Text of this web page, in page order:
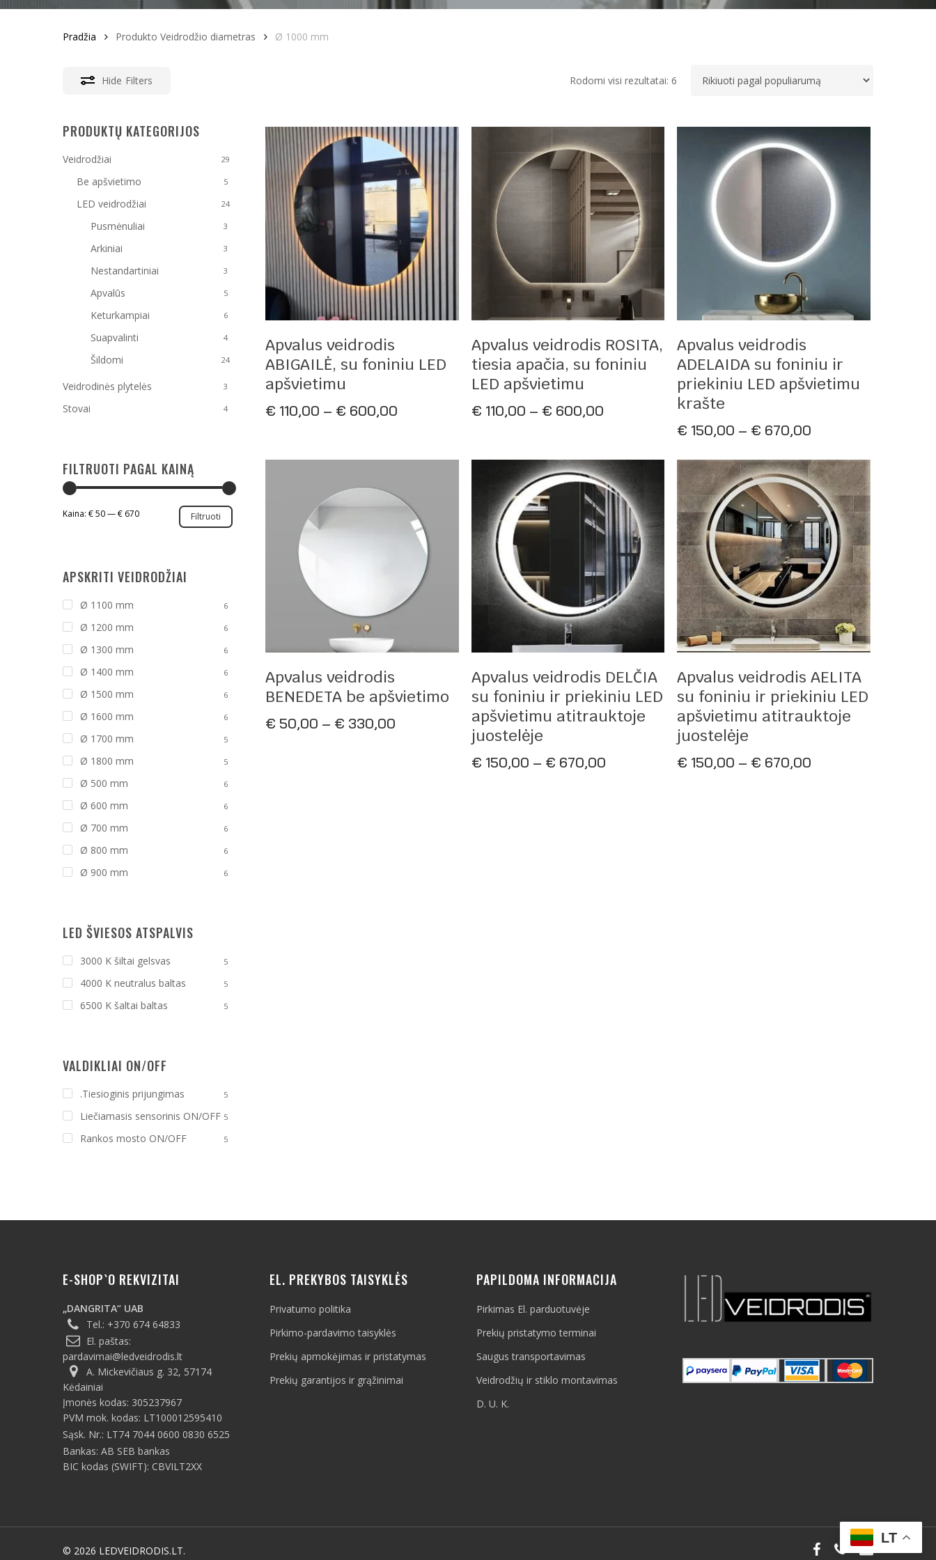
Pradžia Produkto Veidrodžio diametras Ø 1000 mm
Hide Filters Rodomi visi rezultatai: 6 Rūšiuojama
PRODUKTŲ KATEGORIJOS
Veidrodžiai 29
Be apšvietimo 5
LED veidrodžiai 24
Pusmėnuliai 3
Arkiniai 3
Nestandartiniai 3
Apvalūs 5
Keturkampiai 6
Suapvalinti 4
Šildomi 24
Veidrodinės plytelės 3
Stovai 4
FILTRUOTI PAGAL KAINĄ
Min
kaina
Maks
kaina
Filtruoti
Kaina: € 50—€ 670
APSKRITI VEIDRODŽIAI
Ø 1100 mm 6
Ø 1200 mm 6
Ø 1300 mm 6
Ø 1400 mm 6
Ø 1500 mm 6
Ø 1600 mm 6
Ø 1700 mm 5
Ø 1800 mm 5
Ø 500 mm 6
Ø 600 mm 6
Ø 700 mm 6
Ø 800 mm 6
Ø 900 mm 6
LED ŠVIESOS ATSPALVIS
3000 K šiltai gelsvas 5
4000 K neutralus baltas 5
6500 K šaltai baltas 5
VALDIKLIAI ON/OFF
.Tiesioginis prijungimas 5
Liečiamasis sensorinis ON/OFF 5
Rankos mosto ON/OFF 5
Apvalus veidrodis
ABIGAILĖ, su foniniu LED
apšvietimu
€ 110,00 – € 600,00
Apvalus veidrodis ROSITA,
tiesia apačia, su foniniu
LED apšvietimu
€ 110,00 – € 600,00Price
through
€ 600,00
Apvalus veidrodis
ADELAIDA su foniniu ir
priekiniu LED apšvietimu
krašte
€ 150,00 – € 670,00
€ 150,00
through
€ 670,00
Apvalus veidrodis
BENEDETA be apšvietimo
€ 50,00 – € 330,00
Apvalus veidrodis DELČIA
su foniniu ir priekiniu LED
apšvietimu atitrauktoje
juostelėje
€ 150,00 – € 670,00Price
Apvalus veidrodis AELITA
su foniniu ir priekiniu LED
apšvietimu atitrauktoje
juostelėje
€ 150,00 – € 670,00
E-SHOP`O REKVIZITAI
„DANGRITA“ UAB
Tel.: +370 674 64833
El. paštas:
pardavimai@ledveidrodis.lt
A. Mickevičiaus g. 32, 57174
Kėdainiai
Įmonės kodas: 305237967
PVM mok. kodas: LT100012595410
Sąsk. Nr.: LT74 7044 0600 0830 6525
Bankas: AB SEB bankas
BIC kodas (SWIFT): CBVILT2XX
EL. PREKYBOS TAISYKLĖS
Privatumo politika
Pirkimo-pardavimo taisyklės
Prekių apmokėjimas ir pristatymas
Prekių garantijos ir grąžinimai
PAPILDOMA INFORMACIJA
Pirkimas El. parduotuvėje
Prekių pristatymo terminai
Saugus transportavimas
Veidrodžių ir stiklo montavimas
D. U. K.
© 2026 LEDVEIDRODIS.LT. facebook
phoneemail
LT